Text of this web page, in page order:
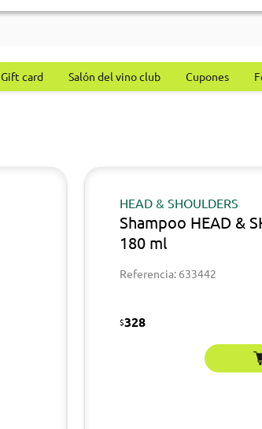
Gift card Salón del vino club Cupones
HEAD & SHOULDERS
Shampoo HEAD &
180 ml
Referencia: 633442
$328